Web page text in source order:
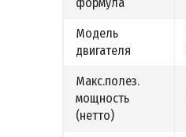
Модель
двигателя
Макс.полез.
мощность
(нетто)